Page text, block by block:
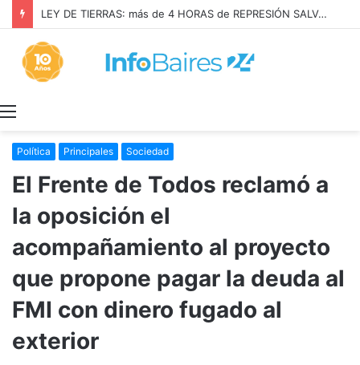
Política Principales Sociedad
El Frente de Todos reclamó a
la oposición el
acompañamiento al proyecto
que propone pagar la deuda al
FMI con dinero fugado al
exterior